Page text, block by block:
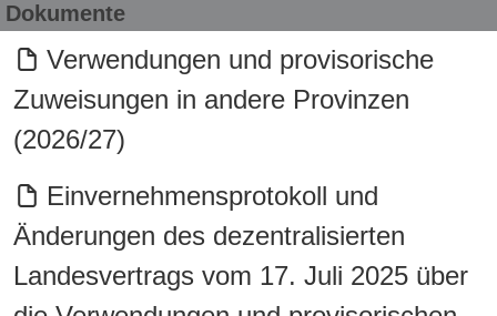
Dokumente
Verwendungen und provisorische
Zuweisungen in andere Provinzen
(2026/27)
Einvernehmensprotokoll und
Änderungen des dezentralisierten
Landesvertrags vom 17. Juli 2025 über